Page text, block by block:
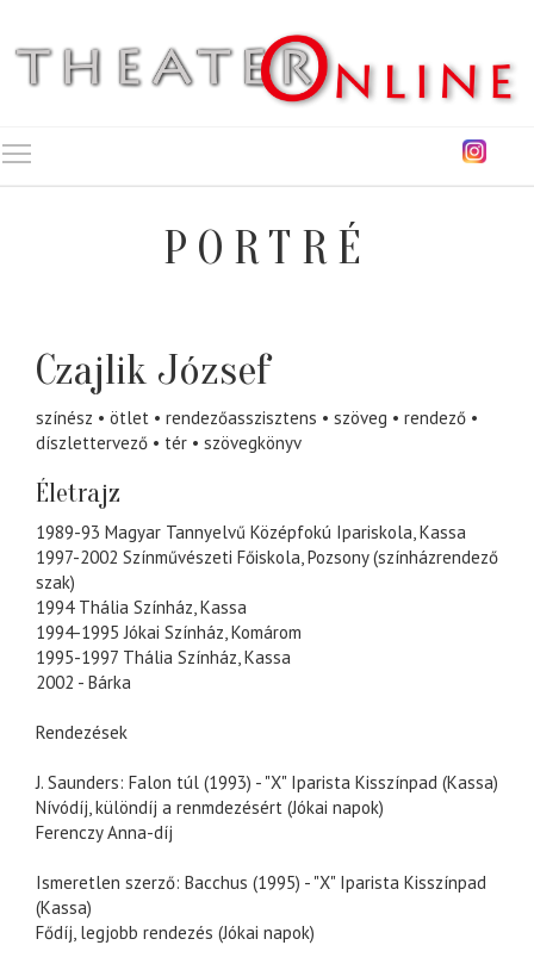
PORTRÉ
Czajlik József
színész ötlet rendezőasszisztens szöveg
rendező
díszlettervező
tér szövegkönyv
Életrajz
1989-93 Magyar Tannyelvű Középfokú Ipariskola, Kassa
1997-2002 Színművészeti Főiskola, Pozsony (színházrendező
szak)
1994 Thália Színház, Kassa
1994-1995 Jókai Színház, Komárom
1995-1997 Thália Színház, Kassa
2002 - Bárka
Rendezések
J. Saunders: Falon túl (1993) - "X" Iparista Kisszínpad (Kassa)
Nívódíj, különdíj a renmdezésért (Jókai napok)
Ferenczy Anna-díj
Ismeretlen szerző: Bacchus (1995) - "X" Iparista Kisszínpad
(Kassa)
Fődíj, legjobb rendezés (Jókai napok)